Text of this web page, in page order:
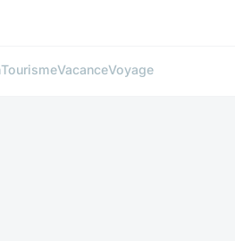
TourismeVacanceVoyage